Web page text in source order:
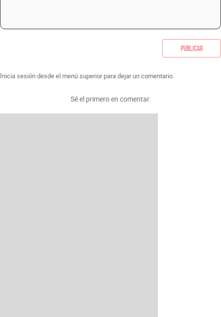
Publicar
Inicia sesión desde el menú superior para dejar un comentario.
Sé el primero en comentar.